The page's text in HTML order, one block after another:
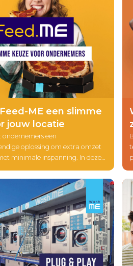
ME een slimme
jouw locatie
ondernemers een
oplossing om extra omzet
minimale inspanning. In deze
waarde toevoegt aan jouw
op het veranderende